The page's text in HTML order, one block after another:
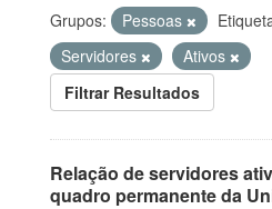
Grupos:
Pessoas
Servidores
Ativos
Filtrar Resultados
Relação de servidores
quadro permanente da